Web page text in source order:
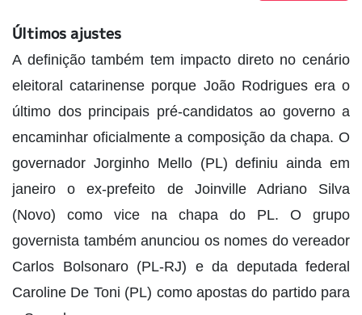
Últimos ajustes
A definição também tem impacto direto no cenário
eleitoral catarinense porque João Rodrigues era o
último dos principais pré-candidatos ao governo a
encaminhar oficialmente a composição da chapa. O
governador Jorginho Mello (PL) definiu ainda em
janeiro o ex-prefeito de Joinville Adriano Silva
(Novo) como vice na chapa do PL. O grupo
governista também anunciou os nomes do vereador
Carlos Bolsonaro (PL-RJ) e da deputada federal
Caroline De Toni (PL) como apostas do partido para